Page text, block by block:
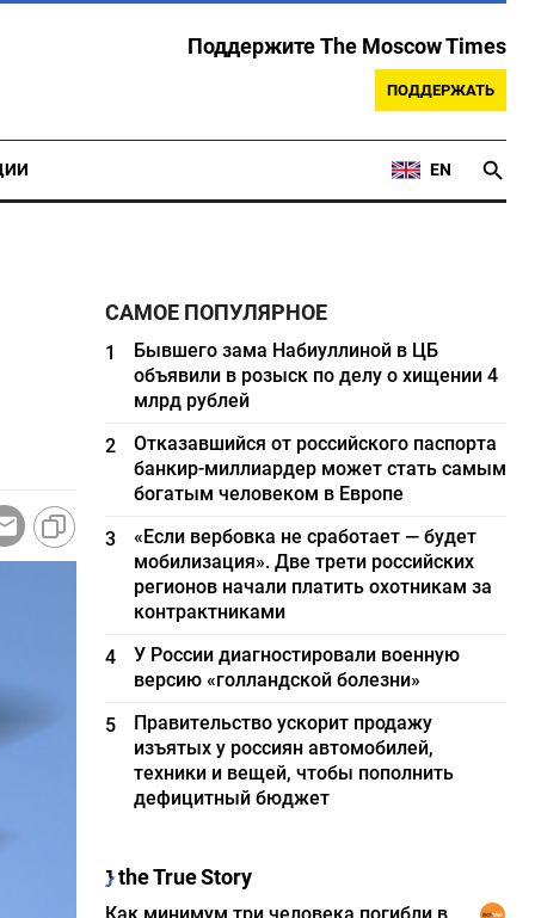
Поддержите The Moscow Times
ПОДДЕРЖАТЬ
EN
САМОЕ ПОПУЛЯРНОЕ
1
Бывшего зама Набиуллиной в ЦБ
объявили в розыск по делу о хищении 4
млрд рублей
2
Отказавшийся от российского паспорта
банкир-миллиардер может стать самым
богатым человеком в Европе
3
«Если вербовка не сработает — будет
мобилизация». Две трети российских
регионов начали платить охотникам за
контрактниками
4
У России диагностировали военную
версию «голландской болезни»
5
Правительство ускорит продажу
изъятых у россиян автомобилей,
техники и вещей, чтобы пополнить
дефицитный бюджет